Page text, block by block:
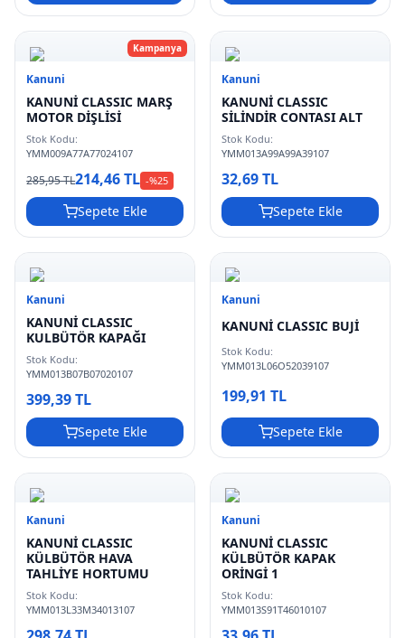
Kampanya
Kanuni
KANUNİ CLASSIC MARŞ
MOTOR DİŞLİSİ
Stok Kodu:
YMM009A77A77024107
285,95 TL214,46 TL -%25
Sepete Ekle
Kanuni
KANUNİ CLASSIC
SİLİNDİR CONTASI ALT
Stok Kodu:
YMM013A99A99A39107
32,69 TL
Sepete Ekle
Kanuni
KANUNİ CLASSIC
KULBÜTÖR KAPAĞI
Stok Kodu:
YMM013B07B07020107
399,39 TL
Sepete Ekle
Kanuni
KANUNİ CLASSIC BUJİ
Stok Kodu:
YMM013L06O52039107
199,91 TL
Sepete Ekle
Kanuni
KANUNİ CLASSIC
KÜLBÜTÖR HAVA
TAHLİYE HORTUMU
Stok Kodu:
YMM013L33M34013107
Kanuni
KANUNİ CLASSIC
KÜLBÜTÖR KAPAK
ORİNGİ 1
Stok Kodu:
YMM013S91T46010107